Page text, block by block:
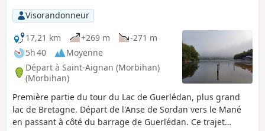
gîtes/campings sont présents pour passer la
nuit. Sept points de départ différents sont
possibles, se renseigner sur le site du lac
http://www.lacdeguerledan.com/. Le sentier
est très bien indiqué avec des bornes
"sentier de Guerlédan" sur tout le parcours
et le balisage Blanc et Rouge des GR® 341 et
GR® 37. Quelques sentes sortent du sentier
principal pour rester proche du lac ou
monter un peu plus en forêt, mais
Visorandonneur
17,21 km
+269 m
-271 m
5h 40
Moyenne
Départ à Saint-Aignan (Morbihan)
(Morbihan)
Première partie du tour du Lac de Guerlédan, plus grand
lac de Bretagne. Départ de l'Anse de Sordan vers le Mané
en passant à côté du barrage de Guerlédan. Ce trajet